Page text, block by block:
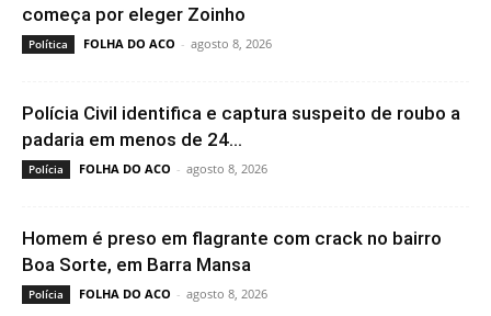
começa por eleger Zoinho
Política FOLHA DO ACO - agosto 8, 2026
Polícia Civil identifica e captura suspeito de roubo a
padaria em menos de 24...
Polícia FOLHA DO ACO - agosto 8, 2026
Homem é preso em flagrante com crack no bairro
Boa Sorte, em Barra Mansa
Polícia FOLHA DO ACO - agosto 8, 2026